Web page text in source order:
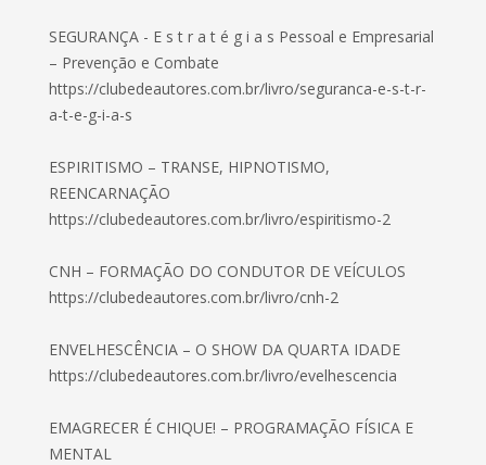
SEGURANÇA - E s t r a t é g i a s Pessoal e Empresarial
– Prevenção e Combate
https://clubedeautores.com.br/livro/seguranca-e-s-t-r-
a-t-e-g-i-a-s
ESPIRITISMO – TRANSE, HIPNOTISMO,
REENCARNAÇÃO
https://clubedeautores.com.br/livro/espiritismo-2
CNH – FORMAÇÃO DO CONDUTOR DE VEÍCULOS
https://clubedeautores.com.br/livro/cnh-2
ENVELHESCÊNCIA – O SHOW DA QUARTA IDADE
https://clubedeautores.com.br/livro/evelhescencia
EMAGRECER É CHIQUE! – PROGRAMAÇÃO FÍSICA E
MENTAL